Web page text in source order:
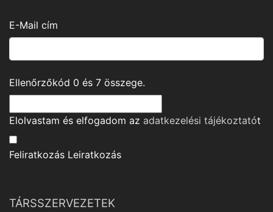
E-Mail cím
Ellenőrzőkód 0 és 7 összege.
Elolvastam és elfogadom az adatkezelési tájékoztatót
Feliratkozás Leiratkozás
TÁRSSZERVEZETEK